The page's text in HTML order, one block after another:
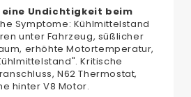
eine Undichtigkeit beim
Symptome: Kühlmittelstand
unter Fahrzeug, süßlicher
erhöhte Motortemperatur,
Kritische
N62 Thermostat,
hinter V8 Motor.